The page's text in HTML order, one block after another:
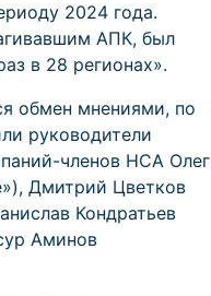
2024 года.
АПК, был
в 28 регионах».
обмен мнениями, по
руководители
членов НСА Олег
Дмитрий Цветков
Кондратьев
Аминов